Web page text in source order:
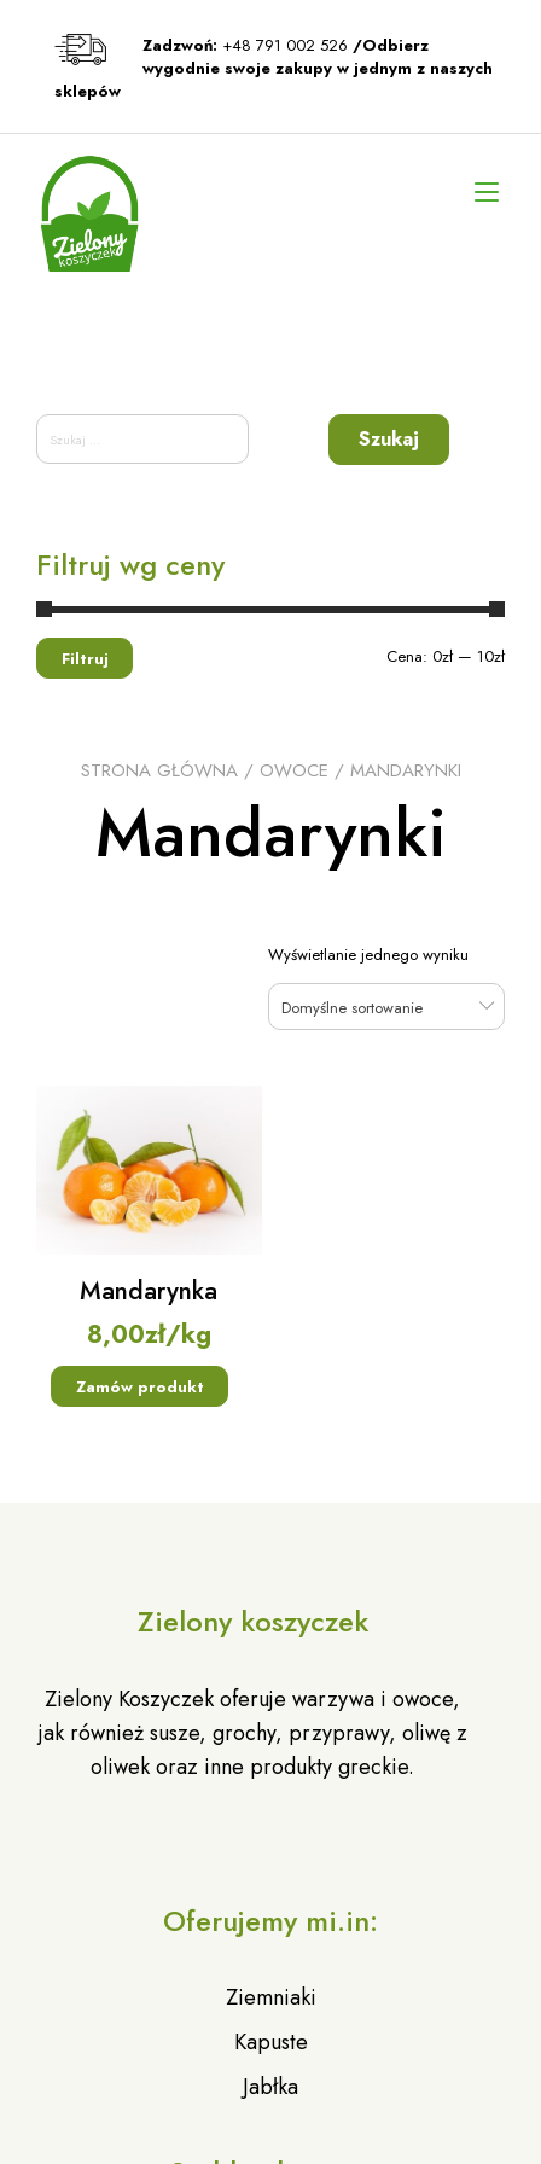
Zadzwoń: +48 791 002 526 /Odbierz
wygodnie swoje zakupy w jednym z naszych
sklepów
STRONA GŁÓWNA/ OWOCE / MANDARYNKI
Mandarynki
Wyświetlanie jednego wyniku
Domyślne sortowanie
Mandarynka
8,00zł/kg
Zamów produkt
Szukaj:
Filtruj wg ceny
Filtruj Cena: 0zł— 10zł
Zielony koszyczek
Zielony Koszyczek oferuje warzywa i owoce,
jak również susze, grochy, przyprawy, oliwę z
oliwek oraz inne produkty greckie.
Oferujemy mi.in:
Ziemniaki
Kapuste
Jabłka